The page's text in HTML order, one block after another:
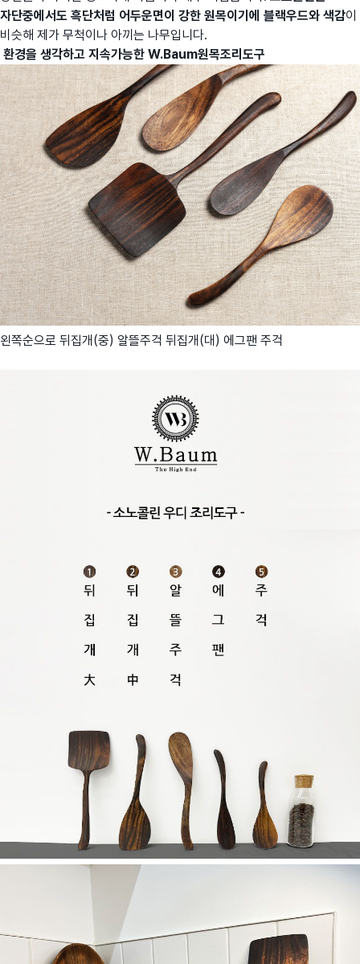
자단중에서도 흑단처럼 어두운면이 강한 원목이기에 블랙우드와 색감이
비슷해 제가 무척이나 아끼는 나무입니다.
환경을 생각하고 지속가능한 W.Baum원목조리도구
왼쪽순으로 뒤집개(중) 알뜰주걱 뒤집개(대) 에그팬 주걱